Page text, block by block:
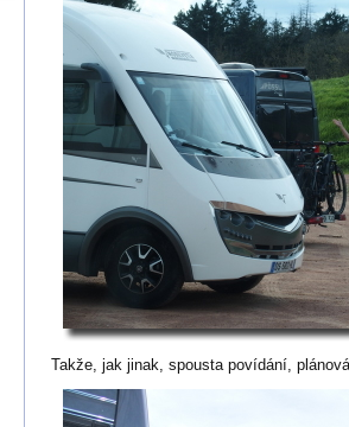
Takže, jak jinak, spousta povídání,